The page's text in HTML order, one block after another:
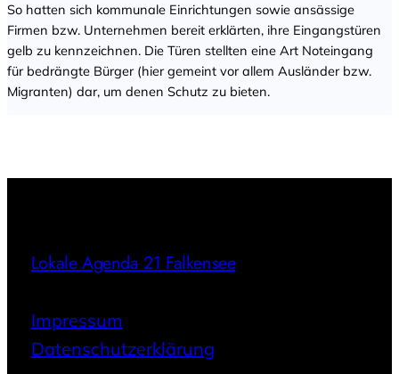
So hatten sich kommunale Einrichtungen sowie ansässige
Firmen bzw. Unternehmen bereit erklärten, ihre Eingangstüren
gelb zu kennzeichnen. Die Türen stellten eine Art Noteingang
für bedrängte Bürger (hier gemeint vor allem Ausländer bzw.
Migranten) dar, um denen Schutz zu bieten.
Lokale Agenda 21 Falkensee
Impressum
Datenschutzerklärung